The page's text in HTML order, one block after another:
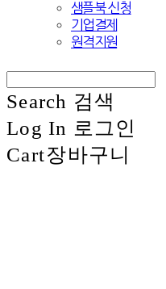
샘플북 신청
기업결제
원격지원
Search 검색
Log In 로그인
Cart장바구니